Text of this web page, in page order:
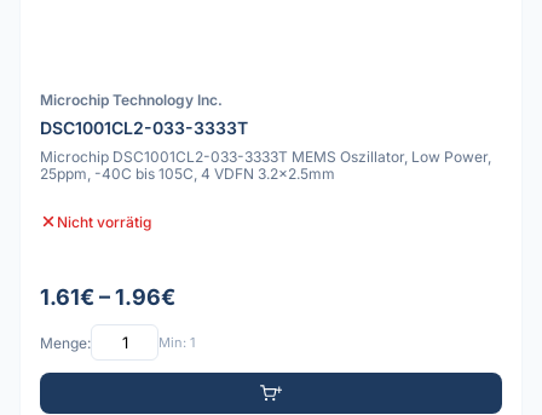
Microchip Technology Inc.
DSC1001CL2-033-3333T
Microchip DSC1001CL2-033-3333T MEMS Oszillator, Low Power,
25ppm, -40C bis 105C, 4 VDFN 3.2x2.5mm
Nicht vorrätig
1.61€ – 1.96€
Menge: Min: 1